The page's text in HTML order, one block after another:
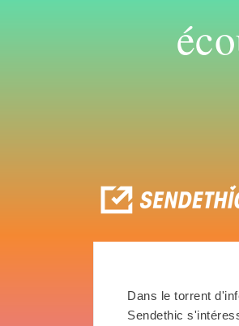
Dans le torrent
Sendethic